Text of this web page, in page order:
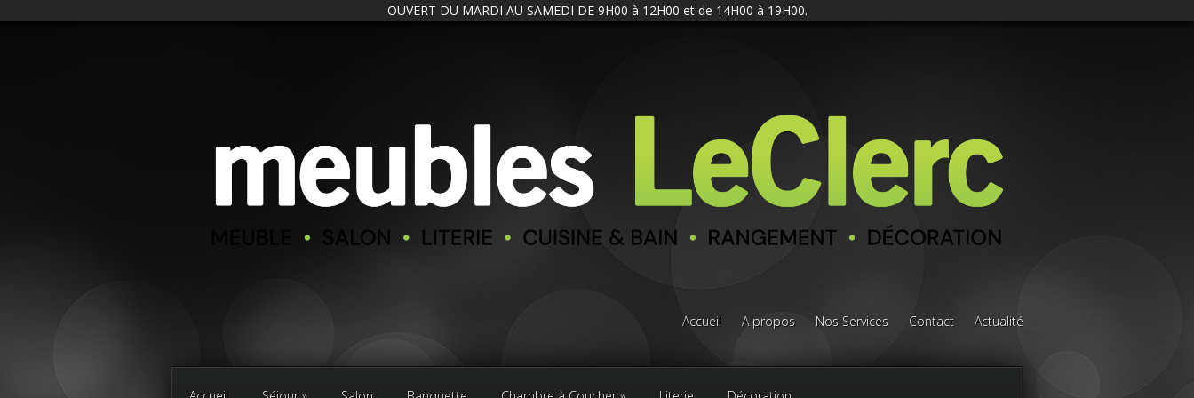
OUVERT DU MARDI AU SAMEDI DE 9H00 à 12H00 et de 14H00 à 19H00.
Accueil A propos Nos Services Contact Actualité